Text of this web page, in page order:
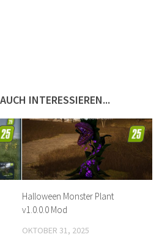
INTERESSIEREN...
Halloween Monster Plant
v1.0.0.0 Mod
OKTOBER 31, 2025